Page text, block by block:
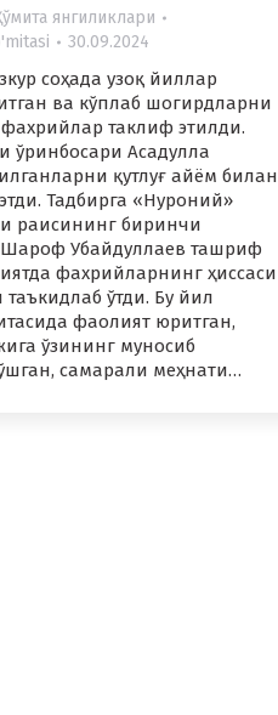
янгиликлари
30.09.2024
соҳада узоқ йиллар
ва кўплаб шогирдларни
таклиф этилди.
ўринбосари Асадулла
қутлуғ айём билан
Тадбирга «Нуроний»
раисининг биринчи
Убайдуллаев ташриф
фахрийларнинг ҳиссаси
таъкидлаб ўтди. Бу йил
фаолият юритган,
ўзининг муносиб
самарали меҳнати…